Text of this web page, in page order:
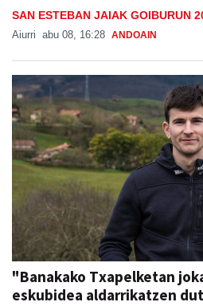
SAN ESTEBAN JAIAK GOIBURUN
Aiurri abu 08, 16:28 ANDOAIN
"Banakako Txapelketan
eskubidea aldarrikatzen